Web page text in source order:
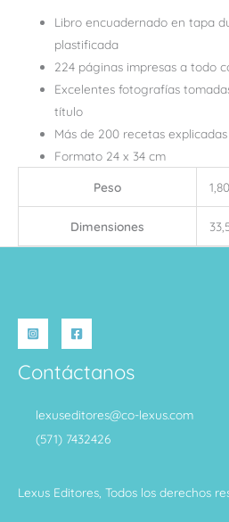
Libro encuadernado en tapa
plastificada
224 páginas impresas a todo
Excelentes fotografías
título
Más de 200 recetas
Formato 24 x 34 cm
Peso
Dimensiones
Contáctanos
lexuseditores@co-lexus.com
(571) 7432426
Lexus Editores, Todos los derechos